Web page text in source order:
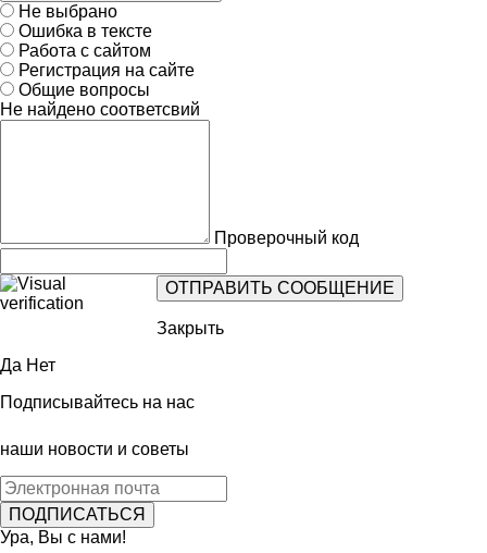
Не выбрано
Ошибка в тексте
Работа с сайтом
Регистрация на сайте
Общие вопросы
Не найдено соответсвий
Проверочный код
Закрыть
Да Нет
Подписывайтесь на нас
наши новости и советы
Ура, Вы с нами!